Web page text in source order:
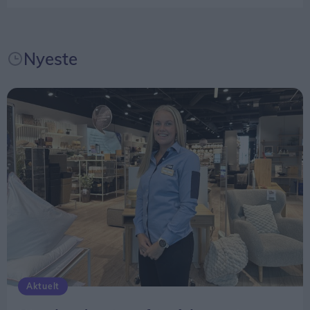
er første gang, vi scorer så højt. Vi vil fortsat
udvikle os som arbejdsplads og skabe initiativer,
der gør en positiv forskel for medarbejderne – som
for eksempel fri på barnets første skoledag, siger
Bo Viktor Andersen.
En vigtig dag for familien
Butikscheferne Jane Hovaldt Larsen fra JYSK Friis i
Aalborg og Kasper Horne Rasmussen fra JYSK
Nørresundby er blandt de medarbejdere, der får
glæde af den nye ordning.
Nyeste
Aktuelt